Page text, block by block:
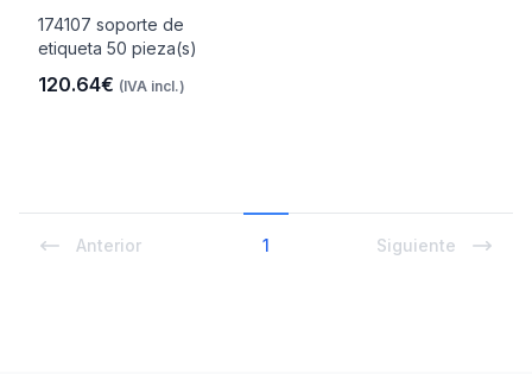
174107 soporte de
etiqueta 50 pieza(s)
120.64€ (IVA incl.)
Anterior 1 Siguiente